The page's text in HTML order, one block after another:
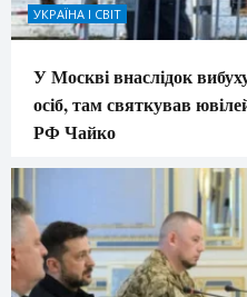
УКРАЇНА І СВІТ
У Москві внаслідок
осіб, там святкував
РФ Чайко